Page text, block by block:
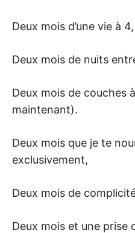
Deux mois d’une vie à 4,
Deux mois de nuits
Deux mois de couches
maintenant).
Deux mois que je te
exclusivement,
Deux mois de
Deux mois et une prise